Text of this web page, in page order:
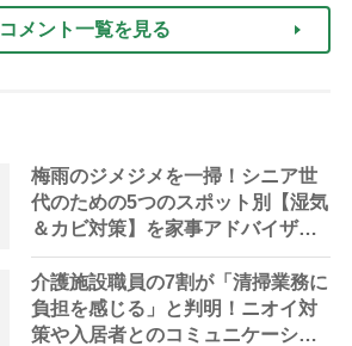
コメント一覧を見る
梅雨のジメジメを一掃！シニア世
代のための5つのスポット別【湿気
＆カビ対策】を家事アドバイザー
が指南
介護施設職員の7割が「清掃業務に
負担を感じる」と判明！ニオイ対
策や入居者とのコミュニケーショ